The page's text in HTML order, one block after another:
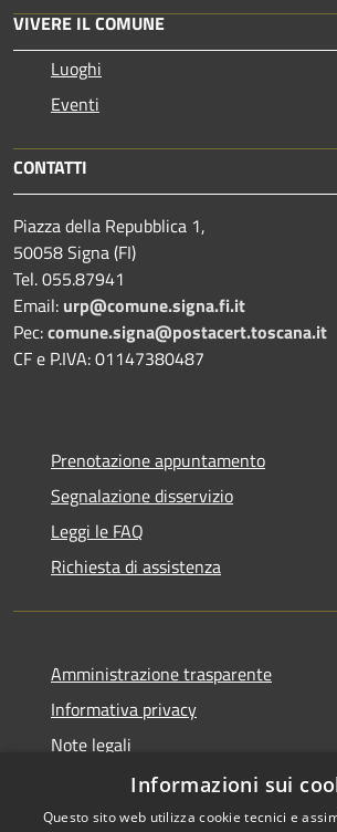
VIVERE IL COMUNE
Luoghi
Eventi
CONTATTI
Piazza della Repubblica 1,
50058 Signa (FI)
Tel. 055.87941
Email: urp@comune.signa.fi.it
Pec:comune.signa@postacert.toscana.it
CF e P.IVA: 01147380487
Prenotazione appuntamento
Segnalazione disservizio
Leggi le FAQ
Richiesta di assistenza
Amministrazione trasparente
Informativa privacy
Note legali
Dichiarazione di accessibilità
Informazioni sui
Questo sito web utilizza cookie tecnici e